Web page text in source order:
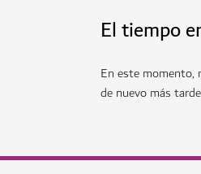
El tiempo
En este momento,
de nuevo más